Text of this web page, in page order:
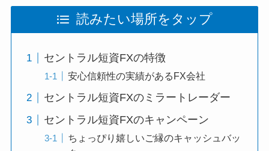
読みたい場所をタップ
セントラル短資FXの特徴
安心信頼性の実績があるFX会社
セントラル短資FXのミラートレーダー
セントラル短資FXのキャンペーン
ちょっぴり嬉しいご縁のキャッシュバッ